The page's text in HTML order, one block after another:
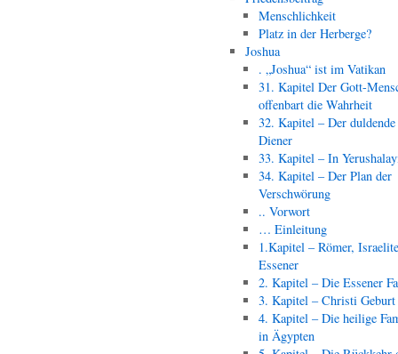
Menschlichkeit
Platz in der Herberge?
Joshua
. „Joshua“ ist im Vatikan
31. Kapitel Der Gott-
offenbart die Wahrheit
32. Kapitel – Der duldende
Diener
33. Kapitel – In
34. Kapitel – Der Plan der
Verschwörung
.. Vorwort
… Einleitung
1.Kapitel – Römer,
Essener
2. Kapitel – Die Essener
3. Kapitel – Christi Geburt
4. Kapitel – Die heilige
in Ägypten